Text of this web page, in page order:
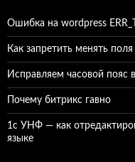
Ошибка на wordpress
Как запретить менять
Исправляем часовой пояс
Почему битрикс гавно
1c УНФ — как
языке